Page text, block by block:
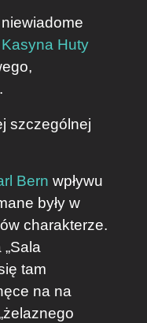
Huty
szczególnej
Bern wpływu
były w
charakterze.
tam
na na